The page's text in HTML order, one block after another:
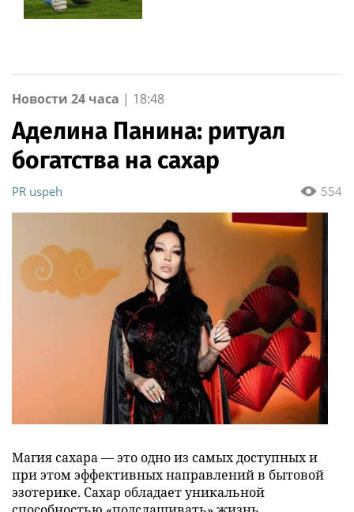
Новости 24 часа | 18:48
Аделина Панина: ритуал
богатства на сахар
554
PR uspeh
Магия сахара — это одно из самых доступных и
при этом эффективных направлений в бытовой
эзотерике. Сахар обладает уникальной